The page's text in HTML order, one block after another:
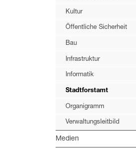
Kultur
Öffentliche Sicherheit
Bau
Infrastruktur
Informatik
Stadtforstamt
Organigramm
Verwaltungsleitbild
Medien